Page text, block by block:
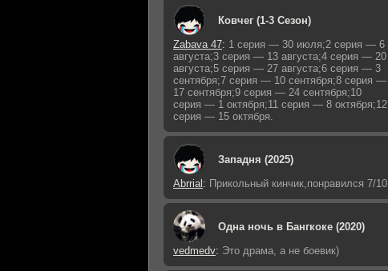
Ковчег (1-3 Сезон)
Zabava 47: 1 серия — 30 июля;2 серия — 6
августа;3 серия — 13 августа;4 серия — 20
августа;5 серия — 27 августа;6 серия — 3
сентября;7 серия — 10 сентября;8 серия —
17 сентября;9 серия — 24 сентября;10
серия — 1 октября;11 серия — 8 октября;12
серия — 15 октября.
Западня (2025)
Abrrial : Прикольный кинчик,понравился 7/10
Одна ночь в Бангкоке (2020)
vedmedv: Это драма, а не боевик)